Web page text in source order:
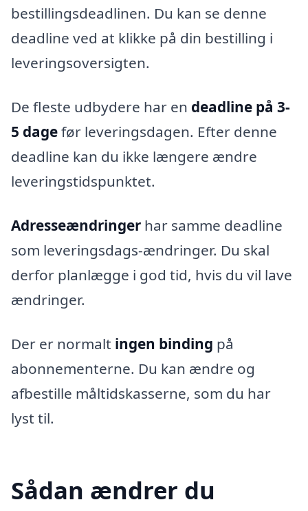
bestillingsdeadlinen. Du kan se denne
deadline ved at klikke på din bestilling i
leveringsoversigten.
De fleste udbydere har en deadline på 3-
5 dagefør leveringsdagen. Efter denne
deadline kan du ikke længere ændre
leveringstidspunktet.
Adresseændringer har samme deadline
som leveringsdags-ændringer. Du skal
derfor planlægge i god tid, hvis du vil lave
ændringer.
Der er normalt ingen binding på
abonnementerne. Du kan ændre og
afbestille måltidskasserne, som du har
lyst til.
Sådan ændrer du